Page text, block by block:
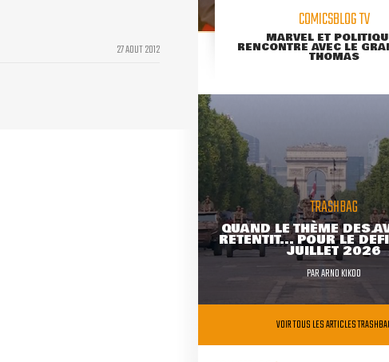
27 AOUT 2012
COMICSBLOG TV
MARVEL ET
RENCONTRE AVEC LE
THOMAS
TRASHBAG
QUAND LE THÈME DES
RETENTIT... POUR LE
JUILLET 2026
PARARNO KIKOO
VOIR TOUS LES ARTICLES